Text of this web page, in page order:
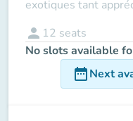
exotiques tant
person 12 seats
No slots available
date_rangeNext